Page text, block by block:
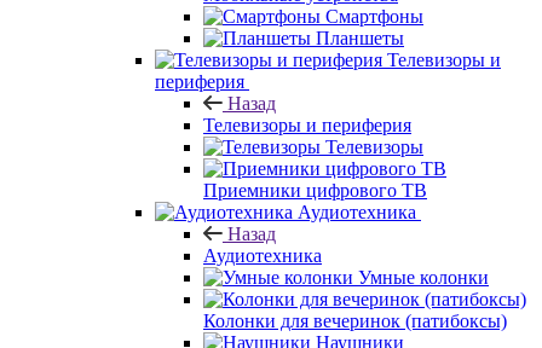
Смартфоны
Планшеты
Телевизоры и
периферия
Назад
Телевизоры и периферия
Телевизоры
Приемники цифрового ТВ
Аудиотехника
Назад
Аудиотехника
Умные колонки
Колонки для вечеринок (патибоксы)
Наушники